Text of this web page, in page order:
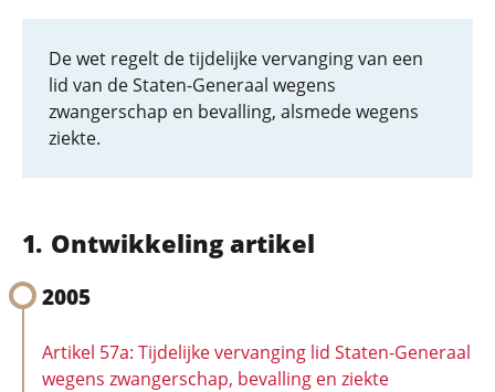
De wet regelt de tijdelijke vervanging van een
lid van de Staten-Generaal wegens
zwangerschap en bevalling, alsmede wegens
ziekte.
Ontwikkeling artikel
2005
Artikel 57a: Tijdelijke vervanging lid Staten-Generaal
wegens zwangerschap, bevalling en ziekte